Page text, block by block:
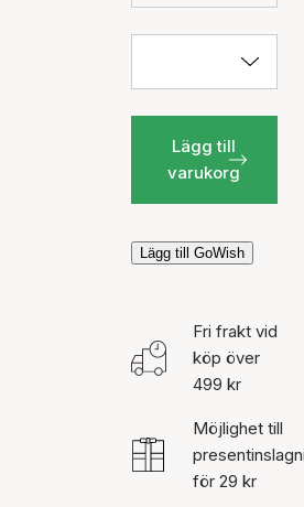
Lägg till
varukorg
Lägg till GoWish
Fri frakt vid
köp över
499 kr
Möjlighet till
för 29 kr